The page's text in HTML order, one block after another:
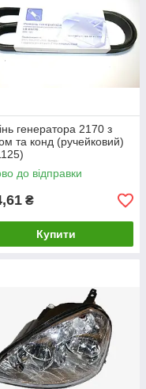
генератора 2170 з
та конд (ручейковий)
до відправки
₴
Купити